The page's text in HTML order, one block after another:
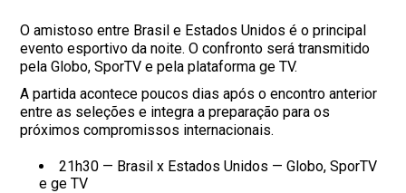
O amistoso entre Brasil e Estados Unidos é o principal
evento esportivo da noite. O confronto será transmitido
pela Globo, SporTV e pela plataforma ge TV.
A partida acontece poucos dias após o encontro anterior
entre as seleções e integra a preparação para os
próximos compromissos internacionais.
21h30 — Brasil x Estados Unidos — Globo, SporTV
e ge TV